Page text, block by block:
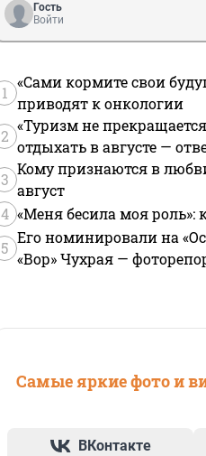
Гость
Войти
1
«Сами кормите свои
приводят к онкологии
2
«Туризм не
отдыхать в августе —
3
Кому признаются в
август
4 «Меня бесила моя роль»:
5
Его номинировали на
«Вор» Чухрая —
Самые яркие фото и
ВКонтакте